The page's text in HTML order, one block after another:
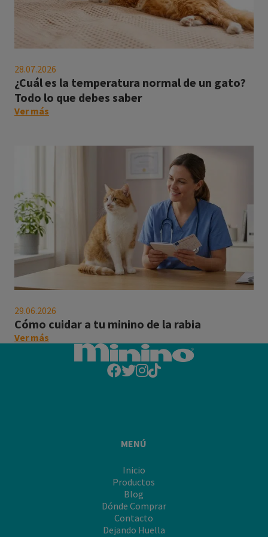
es
la
temperatura
normal
de
saber
28.07.2026
¿Cuál es la temperatura normal de un gato?
Todo lo que debes saber
Ver más
"¿Cuál
normal
de
un
lo
que
saber "
cuidar
a
tu
minino
29.06.2026
Cómo cuidar a tu minino de la rabia
Ver más
MENÚ
Inicio
Productos
Blog
Dónde Comprar
Contacto
Dejando Huella